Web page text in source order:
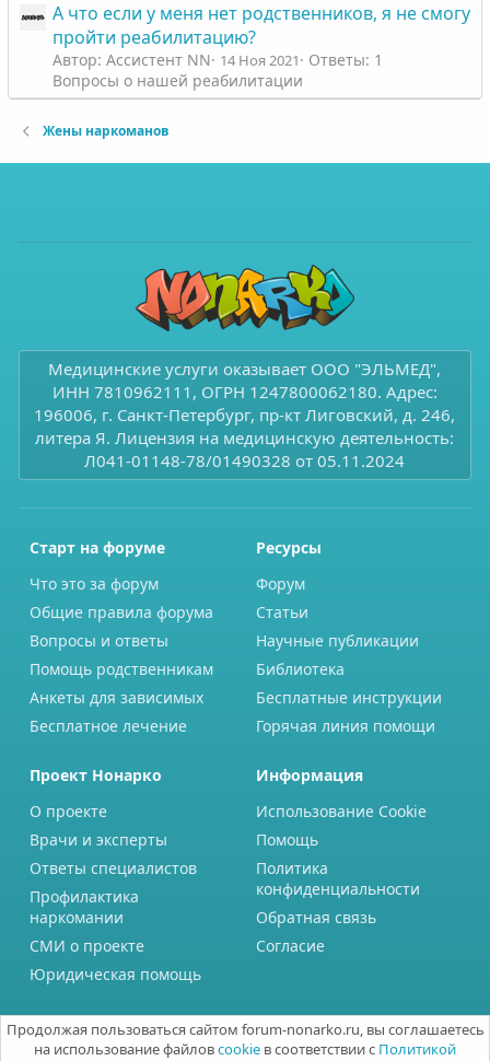
А что если у меня нет родственников, я не смогу
пройти реабилитацию?
Автор: Ассистент NN 14 Ноя 2021
Ответы: 1
Вопросы о нашей реабилитации
Жены наркоманов
Медицинские услуги оказывает ООО "ЭЛЬМЕД",
ИНН 7810962111, ОГРН 1247800062180. Адрес:
196006, г. Санкт-Петербург, пр-кт Лиговский, д. 246,
литера Я. Лицензия на медицинскую деятельность:
Л041-01148-78/01490328 от 05.11.2024
Старт на форуме
Что это за форум
Общие правила форума
Вопросы и ответы
Помощь родственникам
Анкеты для зависимых
Бесплатное лечение
Ресурсы
Форум
Статьи
Научные публикации
Библиотека
Бесплатные инструкции
Горячая линия помощи
Проект Нонарко
О проекте
Врачи и эксперты
Ответы специалистов
Профилактика
наркомании
СМИ о проекте
Юридическая помощь
Информация
Использование Cookie
Помощь
Политика
конфиденциальности
Обратная связь
Согласие
Продолжая пользоваться сайтом forum-nonarko.ru, вы соглашаетесь
на использование файловcookie в соответствии с Политикой